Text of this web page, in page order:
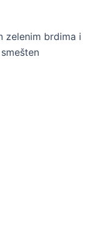
zelenim brdima i